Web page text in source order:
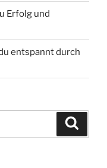
Erfolg und
entspannt durch